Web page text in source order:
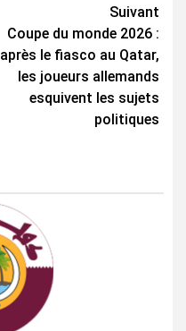
Suivant
Coupe du monde 2026 :
après le fiasco au Qatar,
les joueurs allemands
esquivent les sujets
politiques